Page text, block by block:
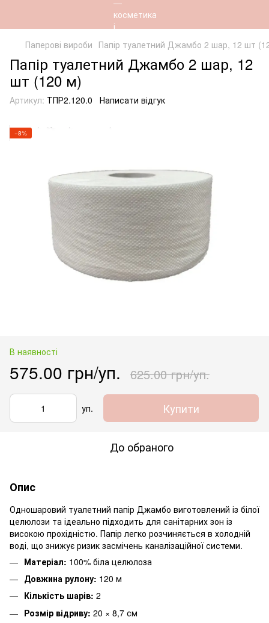
Паперові вироби Папір туалетний Джамбо 2 шар, 12 шт
Папір туалетний Джамбо 2 шар, 12
шт (120 м)
Артикул: ТПР2.120.0 Написати відгук
−8%
В наявності
575.00 грн/уп. 625.00 грн/уп.
уп. Купити
До обраного
Опис
Одношаровий туалетний папір Джамбо виготовлений із білої
целюлози та ідеально підходить для санітарних зон із
високою прохідністю. Папір легко розчиняється в холодній
воді, що знижує ризик засмічень каналізаційної системи.
Матеріал: 100% біла целюлоза
Довжина рулону: 120 м
Кількість шарів: 2
Розмір відриву: 20 × 8,7 см